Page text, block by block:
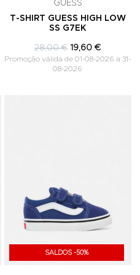
GUESS
T-SHIRT GUESS HIGH LOW
SS G7EK
28,00 € 19,60 €
Promoção válida de 01-08-2026 a 31-
08-2026
SALDOS -50%